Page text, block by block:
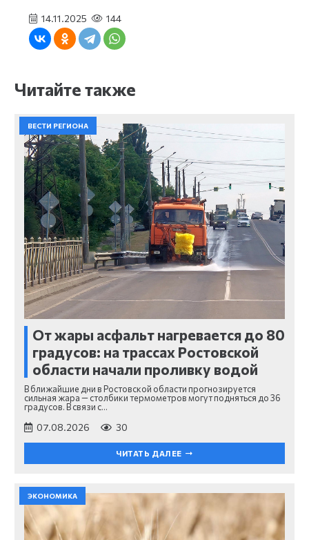
14.11.2025 144
Читайте также
ВЕСТИ РЕГИОНА
От жары асфальт нагревается до 80
градусов: на трассах Ростовской
области начали проливку водой
В ближайшие дни в Ростовской области прогнозируется
сильная жара — столбики термометров могут подняться до 36
градусов. В связи с…
07.08.2026 30
ЧИТАТЬ ДАЛЕЕ
ЭКОНОМИКА